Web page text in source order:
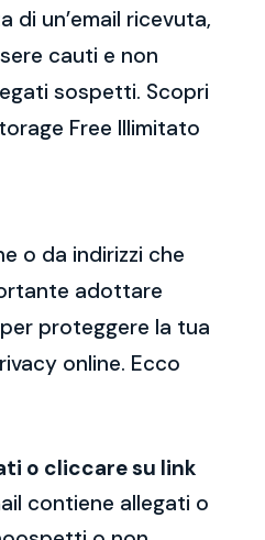
di un’email ricevuta,
cauti e non
sospetti. Scopri
Free Illimitato
o da indirizzi che
adottare
proteggere la tua
online. Ecco
o cliccare su link
contiene allegati o